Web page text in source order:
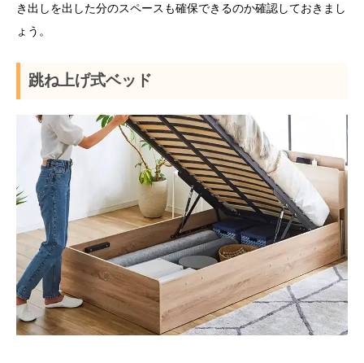
き出しを出した分のスペースも確保できるのか確認しておきまし
ょう。
跳ね上げ式ベッド